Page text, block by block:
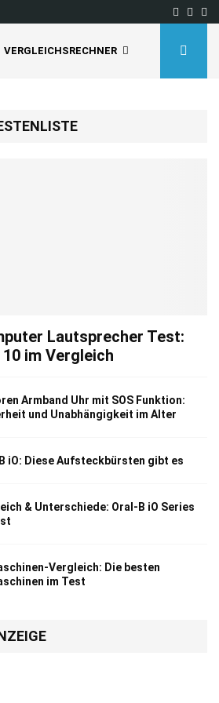
VERGLEICHSRECHNER
Lautsprecher Test:
10 im Vergleich
Armband Uhr mit SOS Funktion:
und Unabhängigkeit im Alter
iO: Diese Aufsteckbürsten gibt es
& Unterschiede: Oral-B iO Series
Vergleich: Die besten
im Test